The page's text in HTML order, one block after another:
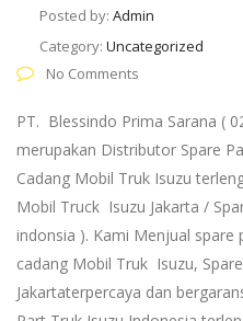
Posted by: Admin
Category: Uncategorized
No Comments
PT. Blessindo Prima Sarana (
merupakan Distributor Spare
Cadang Mobil Truk Isuzu
Mobil Truck Isuzu Jakarta /
indonsia ). Kami Menjual
cadang Mobil Truk Isuzu,
Jakartaterpercaya dan